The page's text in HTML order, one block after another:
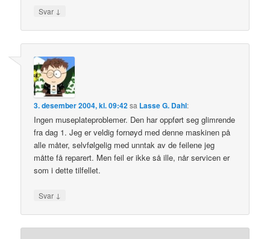
Svar ↓
3. desember 2004, kl. 09:42sa Lasse G. Dahl:
Ingen museplateproblemer. Den har oppført seg glimrende
fra dag 1. Jeg er veldig fornøyd med denne maskinen på
alle måter, selvfølgelig med unntak av de feilene jeg
måtte få reparert. Men feil er ikke så ille, når servicen er
som i dette tilfellet.
Svar ↓